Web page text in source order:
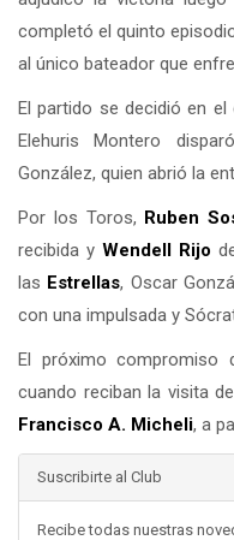
completó el quinto
al único bateador que
El partido se decidió en
Elehuris Montero
González, quien abrió la
Por los Toros, Ruben
recibida y Wendell Rijo
las Estrellas, Oscar
con una impulsada y
El próximo compromiso
cuando reciban la visita
Francisco A. Micheli, a
Suscribirte al Club
Recibe todas nuestras